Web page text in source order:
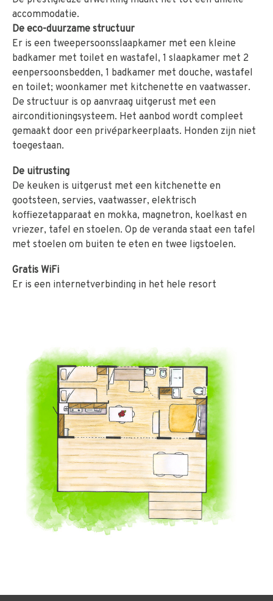
accommodatie.
De eco-duurzame structuur
Er is een tweepersoonsslaapkamer met een kleine
badkamer met toilet en wastafel, 1 slaapkamer met 2
eenpersoonsbedden, 1 badkamer met douche, wastafel
en toilet; woonkamer met kitchenette en vaatwasser.
De structuur is op aanvraag uitgerust met een
airconditioningsysteem. Het aanbod wordt compleet
gemaakt door een privéparkeerplaats. Honden zijn niet
toegestaan.
De uitrusting
De keuken is uitgerust met een kitchenette en
gootsteen, servies, vaatwasser, elektrisch
koffiezetapparaat en mokka, magnetron, koelkast en
vriezer, tafel en stoelen. Op de veranda staat een tafel
met stoelen om buiten te eten en twee ligstoelen.
Gratis WiFi
Er is een internetverbinding in het hele resort